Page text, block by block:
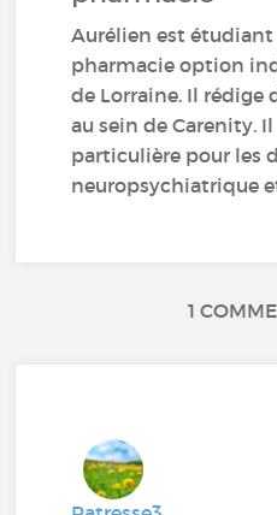
Aurélien est étudiant
pharmacie option
de Lorraine. Il rédige
au sein de Carenity.
particulière pour les
neuropsychiatrique
1